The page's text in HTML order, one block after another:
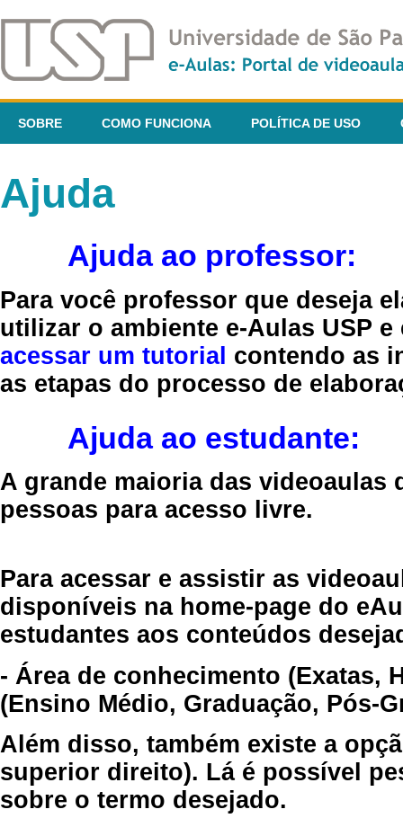
SOBRE COMO FUNCIONA POLÍTICA DE USO
Ajuda
Ajuda ao professor:
Para você professor que deseja
utilizar o ambiente e-Aulas USP
acessar um tutorial contendo as
as etapas do processo de
Ajuda ao estudante:
A grande maioria das videoaulas
pessoas para acesso livre.
Para acessar e assistir as
disponíveis na home-page do
estudantes aos conteúdos
- Área de conhecimento (Exatas,
(Ensino Médio, Graduação, Pós-
Além disso, também existe a
superior direito). Lá é possível
sobre o termo desejado.